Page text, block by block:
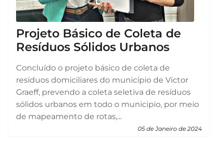
Projeto Básico de Coleta de
Resíduos Sólidos Urbanos
Concluído o projeto básico de coleta de
resíduos domiciliares do município de Victor
Graeff, prevendo a coleta seletiva de resíduos
sólidos urbanos em todo o municipio, por meio
de mapeamento de rotas,...
05 de Janeiro de 2024